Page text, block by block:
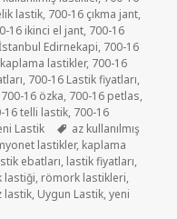
lastik, 700-16 çıkma jant,
16 ikinci el jant, 700-16
Edirnekapi, 700-16
lastikler, 700-16
, 700-16 Lastik fiyatları,
700-16 özka, 700-16 petlas,
16 telli lastik, 700-16
Lastik Etiketler
az kullanılmış
lastikler, kaplama
ebatları, lastik fiyatları,
lastiği, römork lastikleri,
lastik, Uygun Lastik,yeni
için